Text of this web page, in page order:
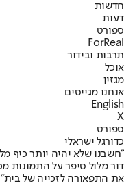
חדשות
דעות
ספורט
ForReal
תרבות ובידור
אוכל
מגזין
אנחנו מגייסים
English
X
ספורט
כדורגל ישראלי
"חשבנו שלא יהיה יותר כיף
דור מלול סיפר על התמונות
את התפאורה לזכייה של